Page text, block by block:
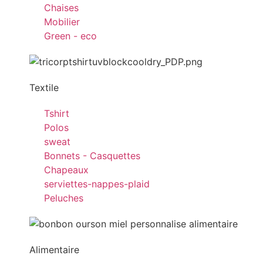
Chaises
Mobilier
Green - eco
Textile
Tshirt
Polos
sweat
Bonnets - Casquettes
Chapeaux
serviettes-nappes-plaid
Peluches
Alimentaire